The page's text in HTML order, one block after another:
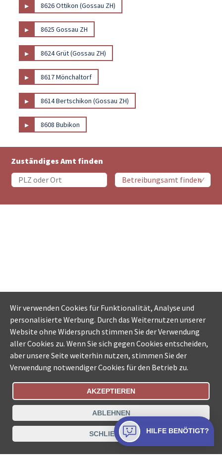
▸ 8626 Ottikon (Gossau ZH)
▸ 8625 Gossau ZH
▸ 8624 Grüt (Gossau ZH)
▸ 8617 Mönchaltorf
▸ 8614 Bertschikon (Gossau ZH)
▸ 8608 Bubikon
Zuständiges Amt finden
Bestellungsstatus Ämtersuche der Schweiz
Datenschutz Impressum Nutzungsbestimmungen
Kontakt
Wir verwenden Cookies für Funktionalität, Analyse und
personalisierte Werbung. Durch das Weiternutzen unserer
Website ohne Widerspruch stimmen Sie der Verwendung
aller Cookies zu. Wenn Sie sich gegen Cookies entscheiden,
aber unsere Seite weiterhin nutzen, stimmen Sie der
Verwendung notwendiger Cookies für den Betrieb zu.
AKZEPTIEREN
ABLEHNEN
SCHLIESSEN HILFE BENÖTIGT?